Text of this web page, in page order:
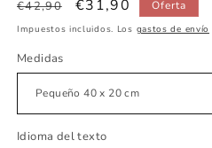
Precio
habitual
€42,90
Precio
de
€31,90 Oferta
Impuestos incluidos. Los gastos de envío
Medidas
Idioma del texto